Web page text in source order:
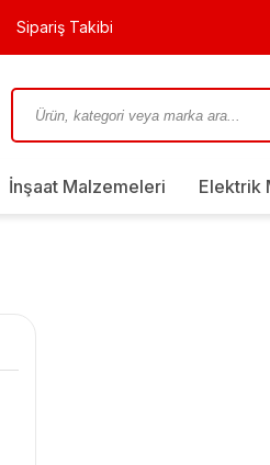
Sipariş Takibi
İnşaat Malzemeleri Elektrik